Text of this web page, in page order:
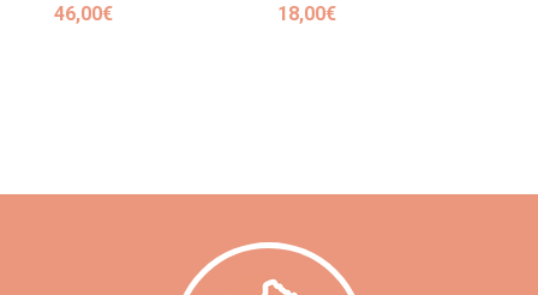
46,00€ 18,00€